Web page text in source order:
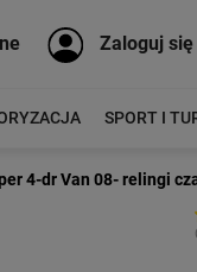
Zaloguj się
SPORT I
4-dr Van 08- relingi